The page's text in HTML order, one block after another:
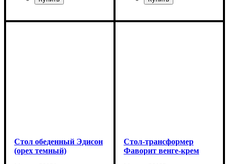
Длина - 120 (+40) см
Длина - 120 (+40) см
Стол обеденный Эдисон
(орех темный)
Стол-трансформер
Фаворит венге-крем